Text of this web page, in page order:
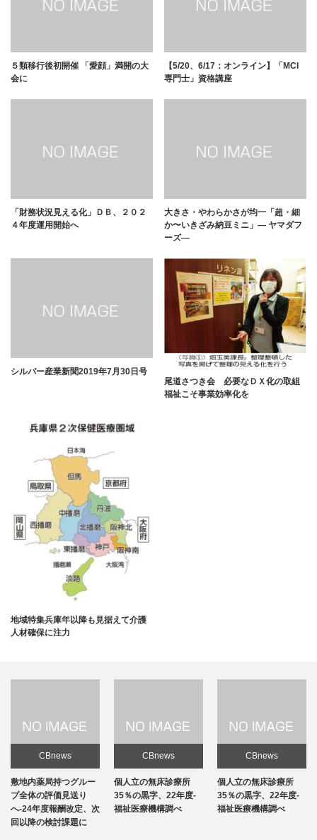
５類移行後初開催 「愛顔」満開の大
会に
【5/20、6/17：オンライン】「MCI
専門士」資格講座
「財務状況見える化」ＤＢ、２０２
４年度運用開始へ
大きさ・やわらかさが均一「超・細
か〜いきざみ納豆ミニ」― ヤマダフ
ーズ―
シルバー産業新聞2019年7月30日号
尾道さつき会 必要なＤＸ化の取組
福祉こそ事業効率化を
地域特集兵庫年以降も見据えて介護
人材確保に注力
CBnews
敷地内薬局持つグルー
プ全体の評価見送り
へ-24年度報酬改定、次
回以降の検討課題に
CBnews
個人立の無床診療所
35％の黒字、22年度-
福祉医療機構調べ
CBnews
個人立の無床診療所
35％の黒字、22年度-
福祉医療機構調べ